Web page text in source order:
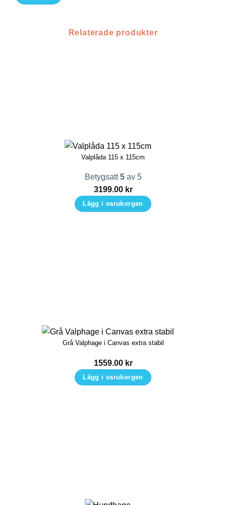
Relaterade produkter
Valplåda 115 x 115cm
Betygsatt5av 5
3199.00 kr
Lägg i varukorgen
Grå Valphage i Canvas extra stabil
1559.00 kr
Lägg i varukorgen